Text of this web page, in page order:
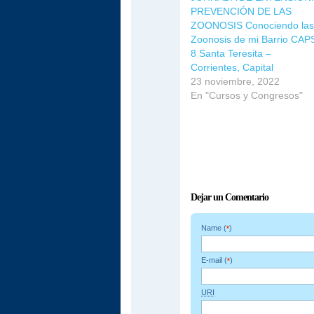
PREVENCIÓN DE LAS
ZOONOSIS Conociendo las
Zoonosis de mi Barrio
8 Santa Teresita –
Corrientes, Capital
23 noviembre, 2022
En "Cursos y Congresos"
Dejar un Comentario
Name (*)
E-mail (*)
URI